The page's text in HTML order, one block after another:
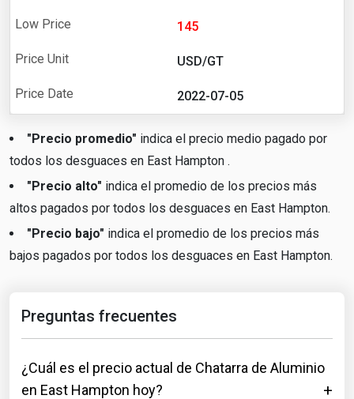
145
USD/GT
2022-07-05
"Precio promedio" indica el precio medio pagado por
todos los desguaces en East Hampton .
"Precio alto" indica el promedio de los precios más
altos pagados por todos los desguaces en East Hampton.
"Precio bajo" indica el promedio de los precios más
bajos pagados por todos los desguaces en East Hampton.
Preguntas frecuentes
¿Cuál es el precio actual de Chatarra de Aluminio
en East Hampton hoy?